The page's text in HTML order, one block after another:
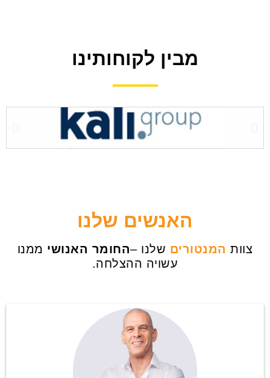
מבין לקוחותינו
האנשים שלנו
צוות המנטורים שלנו –החומר האנושי ממנו
עשויה ההצלחה.